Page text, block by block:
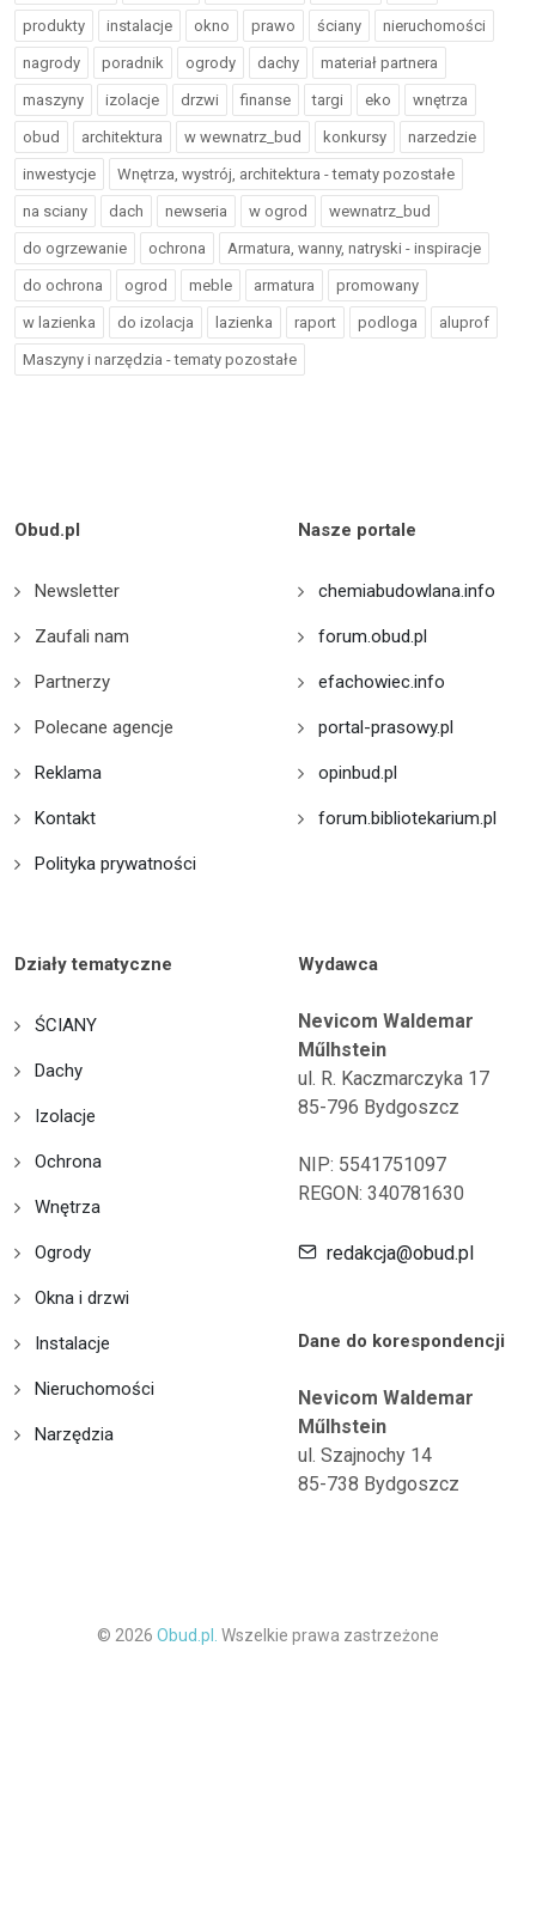
produkty instalacje okno prawo ściany nieruchomości
nagrody poradnik ogrody dachy materiał partnera
maszyny izolacje drzwi finanse targi eko wnętrza
obud architektura w wewnatrz_bud konkursy narzedzie
inwestycje Wnętrza, wystrój, architektura - tematy pozostałe
na sciany dach newseria w ogrod wewnatrz_bud
do ogrzewanie ochrona Armatura, wanny, natryski - inspiracje
do ochrona ogrod meble armatura promowany
w lazienka do izolacja lazienka raport podloga aluprof
Maszyny i narzędzia - tematy pozostałe
Obud.pl
Newsletter
Zaufali nam
Partnerzy
Polecane agencje
Reklama
Kontakt
Polityka prywatności
Nasze portale
chemiabudowlana.info
forum.obud.pl
efachowiec.info
portal-prasowy.pl
opinbud.pl
forum.bibliotekarium.pl
Działy tematyczne
ŚCIANY
Dachy
Izolacje
Ochrona
Wnętrza
Ogrody
Okna i drzwi
Instalacje
Nieruchomości
Narzędzia
Wydawca
Nevicom Waldemar
Műlhstein
ul. R. Kaczmarczyka 17
85-796 Bydgoszcz
NIP: 5541751097
REGON: 340781630
redakcja@obud.pl
Dane do korespondencji
Nevicom Waldemar
Műlhstein
ul. Szajnochy 14
85-738 Bydgoszcz
© 2026 Obud.pl. Wszelkie prawa zastrzeżone